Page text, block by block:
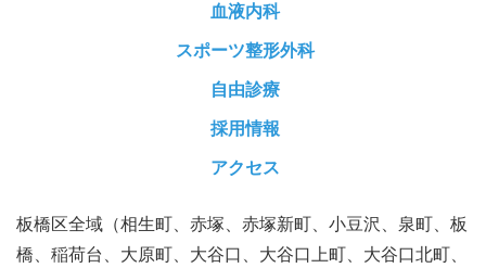
血液内科
スポーツ整形外科
自由診療
採用情報
アクセス
板橋区全域（相生町、赤塚、赤塚新町、小豆沢、泉町、板
橋、稲荷台、大原町、大谷口、大谷口上町、大谷口北町、